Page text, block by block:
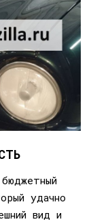
удачно
вид и